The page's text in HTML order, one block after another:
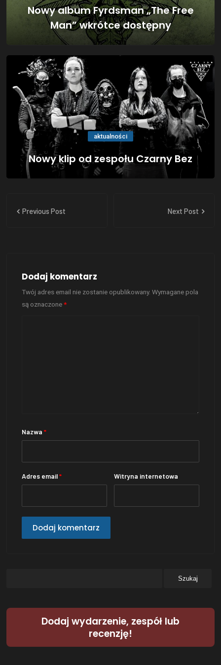
Nowy album Fyrdsman „The Free
Man” wkrótce dostępny
aktualności
Nowy klip od zespołu Czarny Bez
Previous Post Next Post
Dodaj komentarz
Twój adres email nie zostanie opublikowany. Wymagane pola
są oznaczone*
Nazwa*
Adres email* Witryna internetowa
Dodaj wydarzenie, zespół lub
recenzję!